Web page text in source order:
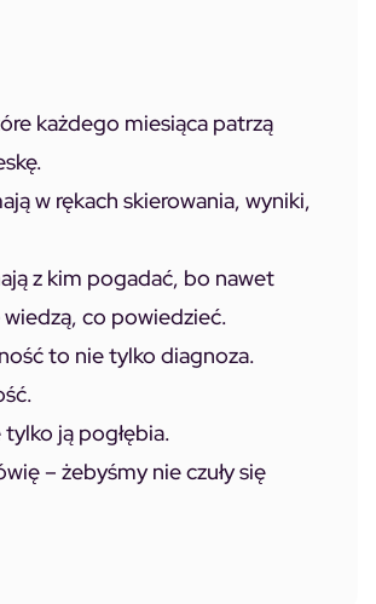
każdego miesiąca patrzą
w rękach skierowania, wyniki,
z kim pogadać, bo nawet
wiedzą, co powiedzieć.
to nie tylko diagnoza.
ją pogłębia.
– żebyśmy nie czuły się